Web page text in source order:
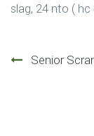
slag, 24 nto ( hc
Senior